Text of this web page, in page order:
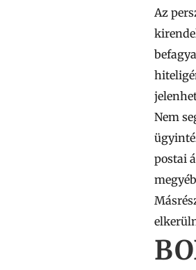
Az
Nem
postai